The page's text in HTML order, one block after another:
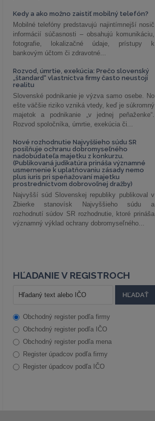
Kedy a ako možno zaistiť mobilný telefón?
Mobilné telefóny predstavujú najintímnejší nosič
informácií súčasnosti – obsahujú komunikáciu,
fotografie, lokalizačné údaje, prístupy k
bankovým účtom či zdravotné...
Rozvod, úmrtie, exekúcia: Prečo slovenský
„štandard“ vlastníctva firmy často neustojí
realitu
Slovenské podnikanie je výzva samo osebe. No
ešte väčšie riziko vzniká vtedy, keď je súkromný
majetok a podnikanie „v jednej peňaženke“.
Rozvod spoločníka, úmrtie, exekúcia či...
Nové rozhodnutie Najvyššieho súdu SR
posilňuje ochranu dobromyseľného
nadobúdateľa majetku z konkurzu.
(Publikovaná judikatúra prináša významné
usmernenie k uplatňovaniu zásady nemo
plus iuris pri speňažovaní majetku
prostredníctvom dobrovoľnej dražby)
Najvyšší súd Slovenskej republiky publikoval v
Zbierke stanovísk Najvyššieho súdu a
rozhodnutí súdov SR rozhodnutie, ktoré prináša
významný výklad ochrany dobromyseľného...
HĽADANIE V REGISTROCH
Obchodný register podľa firmy
Obchodný register podľa IČO
Obchodný register podľa mena
Register úpadcov podľa firmy
Register úpadcov podľa IČO